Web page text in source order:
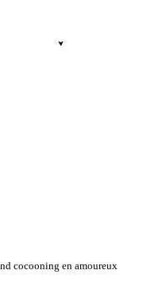
cocooning en amoureux